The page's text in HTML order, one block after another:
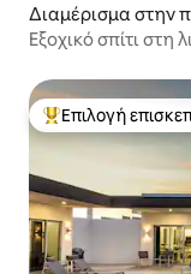
Διαμέρισμα στην
Εξοχικό σπίτι
Κορυφαία επιλογή
Επιλογή